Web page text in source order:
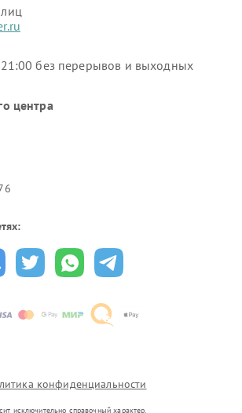
без перерывов и выходных
центра
конфиденциальности
исключительно справочный характер.